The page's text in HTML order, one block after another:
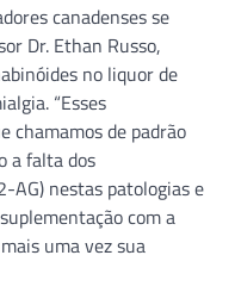
canadenses se
Dr. Ethan Russo,
no liquor de
“Esses
chamamos de padrão
a falta dos
AG) nestas patologias e
com a
uma vez sua